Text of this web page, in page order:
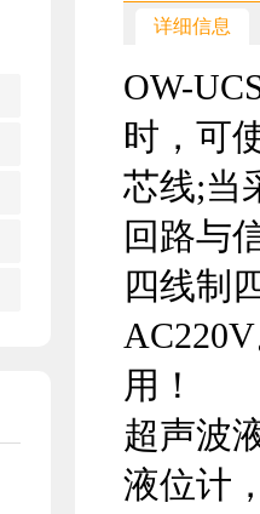
详细信息
OW-
时，可
芯线;当
回路与
四线制
用！
超声波
液位计